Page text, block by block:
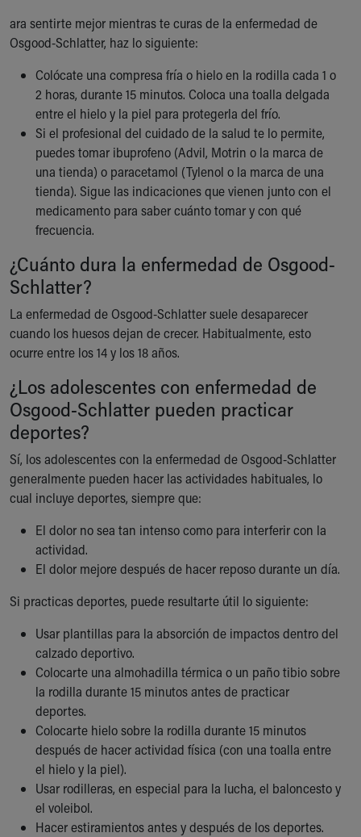
ara sentirte mejor mientras te curas de la enfermedad de
Osgood-Schlatter, haz lo siguiente:
Colócate una compresa fría o hielo en la rodilla cada 1 o
2 horas, durante 15 minutos. Coloca una toalla delgada
entre el hielo y la piel para protegerla del frío.
Si el profesional del cuidado de la salud te lo permite,
puedes tomar ibuprofeno (Advil, Motrin o la marca de
una tienda) o paracetamol (Tylenol o la marca de una
tienda). Sigue las indicaciones que vienen junto con el
medicamento para saber cuánto tomar y con qué
frecuencia.
¿Cuánto dura la enfermedad de Osgood-
Schlatter?
La enfermedad de Osgood-Schlatter suele desaparecer
cuando los huesos dejan de crecer. Habitualmente, esto
ocurre entre los 14 y los 18 años.
¿Los adolescentes con enfermedad de
Osgood-Schlatter pueden practicar
deportes?
Sí, los adolescentes con la enfermedad de Osgood-Schlatter
generalmente pueden hacer las actividades habituales, lo
cual incluye deportes, siempre que:
El dolor no sea tan intenso como para interferir con la
actividad.
El dolor mejore después de hacer reposo durante un día.
Si practicas deportes, puede resultarte útil lo siguiente:
Usar plantillas para la absorción de impactos dentro del
calzado deportivo.
Colocarte una almohadilla térmica o un paño tibio sobre
la rodilla durante 15 minutos antes de practicar
deportes.
Colocarte hielo sobre la rodilla durante 15 minutos
después de hacer actividad física (con una toalla entre
el hielo y la piel).
Usar rodilleras, en especial para la lucha, el baloncesto y
el voleibol.
Hacer estiramientos antes y después de los deportes.